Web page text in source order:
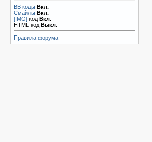
BB коды Вкл.
Смайлы Вкл.
[IMG] код Вкл.
HTML код Выкл.
Правила форума